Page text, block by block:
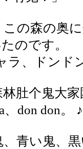
の森の奥に
のです。
ラ、ドンド
肚个鬼大家
、don don。
青い鬼、黒